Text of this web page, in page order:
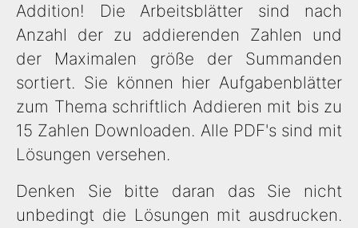
Addition! Die Arbeitsblätter sind nach
Anzahl der zu addierenden Zahlen und
der Maximalen größe der Summanden
sortiert. Sie können hier Aufgabenblätter
zum Thema schriftlich Addieren mit bis zu
15 Zahlen Downloaden. Alle PDF's sind mit
Lösungen versehen.
Denken Sie bitte daran das Sie nicht
unbedingt die Lösungen mit ausdrucken.